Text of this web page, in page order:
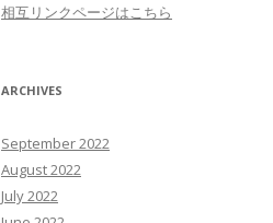
相互リンクページはこちら
ARCHIVES
September 2022
August 2022
July 2022